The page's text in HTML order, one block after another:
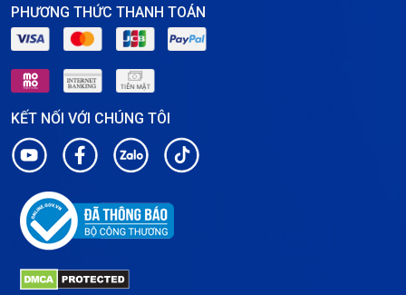
PHƯƠNG THỨC THANH TOÁN
KẾT NỐI VỚI CHÚNG TÔI